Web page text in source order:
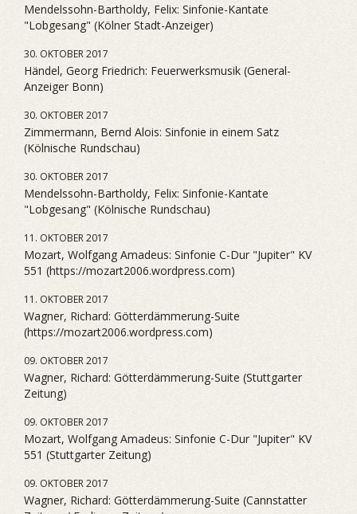
Mendelssohn-Bartholdy, Felix: Sinfonie-Kantate
"Lobgesang" (Kölner Stadt-Anzeiger)
30. OKTOBER 2017
Händel, Georg Friedrich: Feuerwerksmusik (General-
Anzeiger Bonn)
30. OKTOBER 2017
Zimmermann, Bernd Alois: Sinfonie in einem Satz
(Kölnische Rundschau)
30. OKTOBER 2017
Mendelssohn-Bartholdy, Felix: Sinfonie-Kantate
"Lobgesang" (Kölnische Rundschau)
11. OKTOBER 2017
Mozart, Wolfgang Amadeus: Sinfonie C-Dur "Jupiter" KV
551 (https://mozart2006.wordpress.com)
11. OKTOBER 2017
Wagner, Richard: Götterdämmerung-Suite
(https://mozart2006.wordpress.com)
09. OKTOBER 2017
Wagner, Richard: Götterdämmerung-Suite (Stuttgarter
Zeitung)
09. OKTOBER 2017
Mozart, Wolfgang Amadeus: Sinfonie C-Dur "Jupiter" KV
551 (Stuttgarter Zeitung)
09. OKTOBER 2017
Wagner, Richard: Götterdämmerung-Suite (Cannstatter